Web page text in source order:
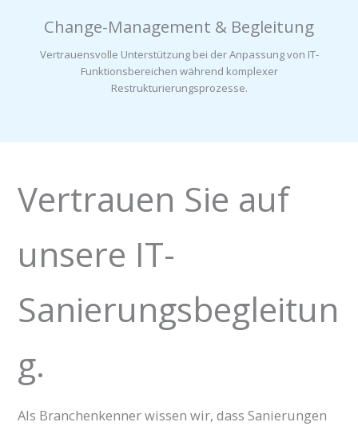
Change-Management & Begleitung
Vertrauensvolle Unterstützung bei der Anpassung von IT-
Funktionsbereichen während komplexer
Restrukturierungsprozesse.
Vertrauen Sie auf
unsere IT-
Sanierungsbegleitun
g.
Als Branchenkenner wissen wir, dass Sanierungen